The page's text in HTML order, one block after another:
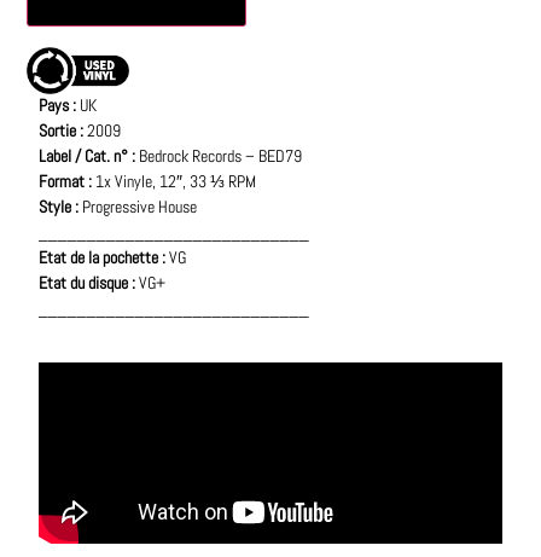
Pays : UK
Sortie :2009
Label / Cat. n° : Bedrock Records – BED79
Format : 1x Vinyle, 12″, 33 ⅓ RPM
Style : Progressive House
Etat de la pochette :VG
Etat du disque :VG+